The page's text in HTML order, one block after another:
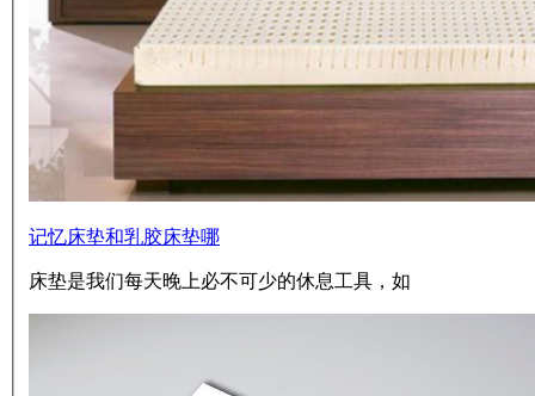
记忆床垫和乳胶床垫哪
床垫是我们每天晚上必不可少的休息工具，如